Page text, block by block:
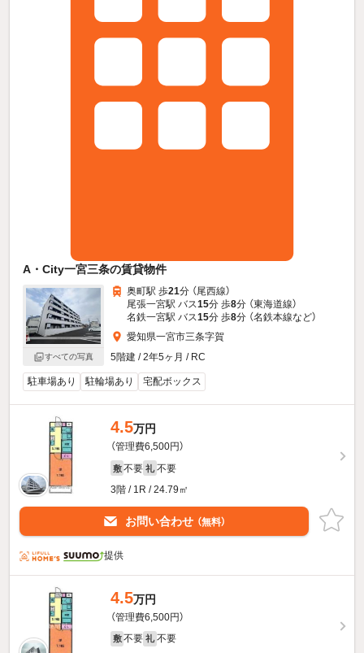
A・City一宮三条の賃貸物件
すべての写真
奥町駅 歩21分 （尾西線）
尾張一宮駅 バス15分 歩8分 （東海道線）
名鉄一宮駅 バス15分 歩8分 （名鉄本線など）
愛知県一宮市三条字賀
5階建 / 2年5ヶ月 / RC
駐車場あり 駐輪場あり 宅配ボックス
4.5万円
（管理費6,500円）
敷 不要 礼 不要
3階 / 1R / 24.79㎡
お問い合わせ （無料）
提供
4.5万円
（管理費6,500円）
敷 不要 礼 不要